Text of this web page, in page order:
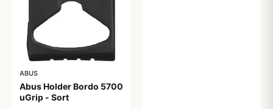
ABUS
Abus Holder Bordo 5700
uGrip - Sort